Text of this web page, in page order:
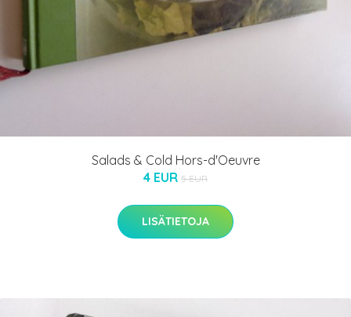
Salads & Cold Hors-d'Oeuvre
4 EUR 5 EUR
LISÄTIETOJA